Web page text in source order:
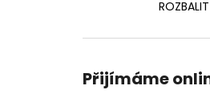
Přijímáme